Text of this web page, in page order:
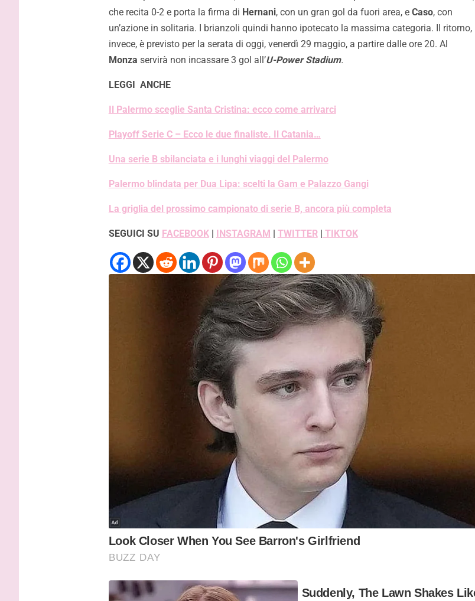
che recita 0-2 e porta la firma di Hernani, con un gran gol da fuori area, e Caso, con
un’azione in solitaria. I brianzoli quindi hanno ipotecato la massima categoria. Il ritorno,
invece, è previsto per la serata di oggi, venerdì 29 maggio, a partire dalle ore 20. Al
Monza servirà non incassare 3 gol all’U-Power Stadium.
LEGGI ANCHE
Il Palermo sceglie Santa Cristina: ecco come arrivarci
Playoff Serie C – Ecco le due finaliste. Il Catania…
Una serie B sbilanciata e i lunghi viaggi del Palermo
Palermo blindata per Dua Lipa: scelti la Gam e Palazzo Gangi
La griglia del prossimo campionato di serie B, ancora più completa
SEGUICI SU FACEBOOK| INSTAGRAM | TWITTER| TIKTOK